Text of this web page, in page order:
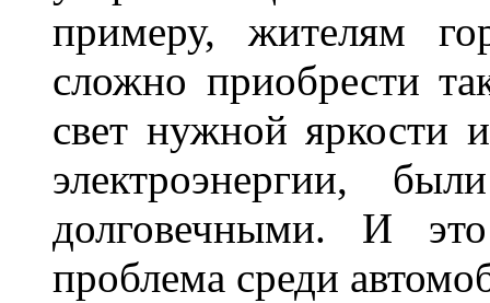
примеру, жителям
сложно приобрести
свет нужной яркости
электроэнергии,
долговечными. И
проблема среди